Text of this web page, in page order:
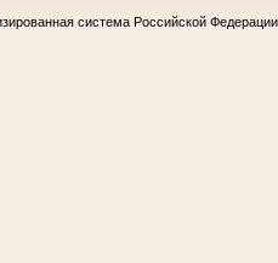
система Российской